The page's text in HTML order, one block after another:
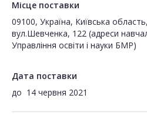
Місце поставки
09100, Україна, Київська
вул.Шевченка, 122 (адреси
Управління освіти і науки БМР)
Дата поставки
до 14 червня 2021